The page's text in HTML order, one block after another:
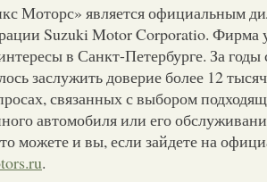
Моторс» является официальным
Suzuki Motor Corporatio. Фирма
в Санкт-Петербурге. За годы
заслужить доверие более 12
связанных с выбором
автомобиля или его
можете и вы, если зайдете на
.